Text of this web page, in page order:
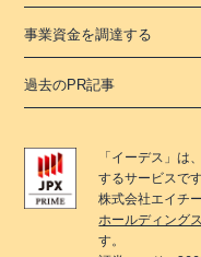
事業資金を調達する
過去のPR記事
「 イーデス 」は
するサービスです
株式会社エイチ
ホールディング
す。